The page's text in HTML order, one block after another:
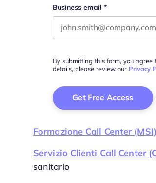
Business email *
By submitting this form, you agree
details, please review our Privacy
Formazione Call Center (MSI)
Servizio Clienti Call Center
sanitario